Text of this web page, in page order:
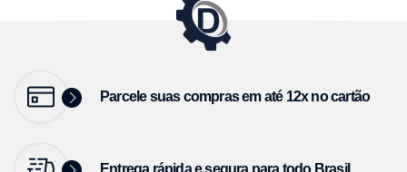
Parcele suas compras em até 12x no cartão